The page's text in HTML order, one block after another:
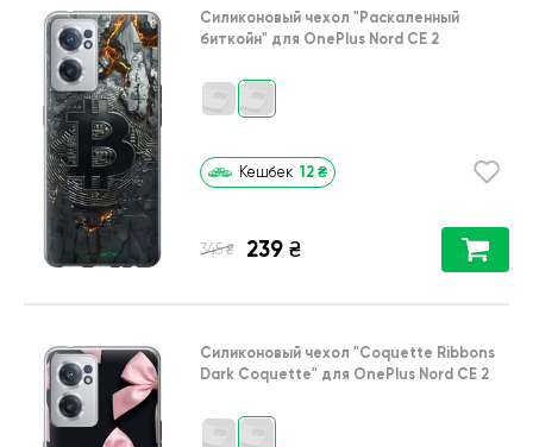
Силиконовый чехол "Раскаленный
биткойн" для OnePlus Nord CE 2
Кешбек 12 ₴
345 ₴ 239 ₴
Силиконовый чехол "Coquette Ribbons
Dark Coquette" для OnePlus Nord CE 2